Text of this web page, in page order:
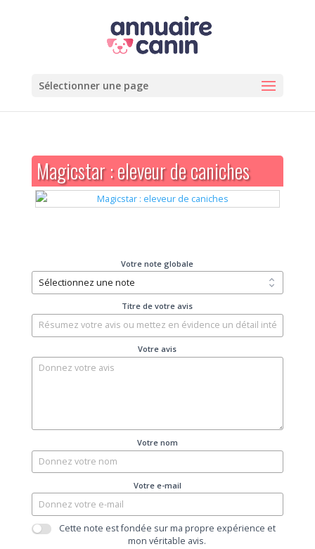
Sélectionner une page
Magicstar : eleveur de caniches
Votre note globale
Titre de votre avis
Votre avis
Votre nom
Votre e-mail
Cette note est fondée sur ma propre expérience et
mon véritable avis.